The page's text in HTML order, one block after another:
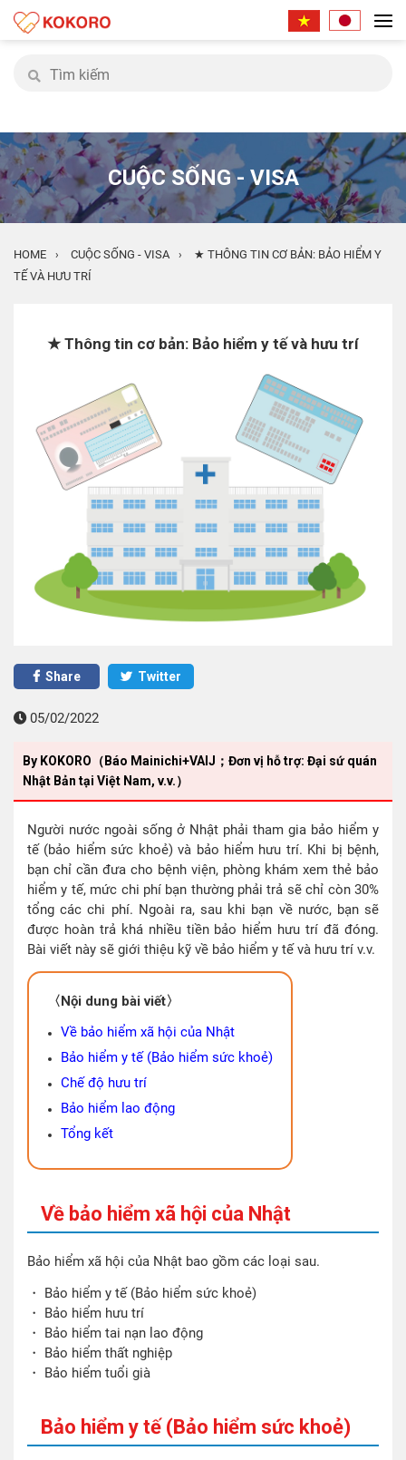
CUỘC SỐNG - VISA
HOME › CUỘC SỐNG - VISA ›
★ THÔNG TIN CƠ BẢN: BẢO HIỂM Y
TẾ VÀ HƯU TRÍ
★ Thông tin cơ bản: Bảo hiểm y tế và hưu trí
Share Twitter
05/02/2022
By KOKORO（Báo Mainichi+VAIJ；Đơn vị hỗ trợ: Đại sứ quán
Nhật Bản tại Việt Nam, v.v.）
Người nước ngoài sống ở Nhật phải tham gia bảo hiểm y
tế (bảo hiểm sức khoẻ) và bảo hiểm hưu trí. Khi bị bệnh,
bạn chỉ cần đưa cho bệnh viện, phòng khám xem thẻ bảo
hiểm y tế, mức chi phí bạn thường phải trả sẽ chỉ còn 30%
tổng các chi phí. Ngoài ra, sau khi bạn về nước, bạn sẽ
được hoàn trả khá nhiều tiền bảo hiểm hưu trí đã đóng.
Bài viết này sẽ giới thiệu kỹ về bảo hiểm y tế và hưu trí v.v.
〈Nội dung bài viết〉
Về bảo hiểm xã hội của Nhật
Bảo hiểm y tế (Bảo hiểm sức khoẻ)
Chế độ hưu trí
Bảo hiểm lao động
Tổng kết
Về bảo hiểm xã hội của Nhật
Bảo hiểm xã hội của Nhật bao gồm các loại sau.
・ Bảo hiểm y tế (Bảo hiểm sức khoẻ)
・ Bảo hiểm hưu trí
・ Bảo hiểm tai nạn lao động
・ Bảo hiểm thất nghiệp
・ Bảo hiểm tuổi già
Bảo hiểm y tế (Bảo hiểm sức khoẻ)